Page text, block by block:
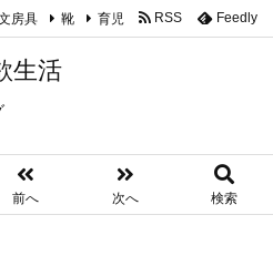
生活
前へ 次へ 検索
房具 靴 育児 RSS Feedly